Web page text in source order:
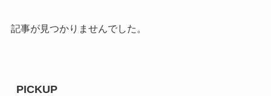
記事が見つかりませんでした。
PICKUP